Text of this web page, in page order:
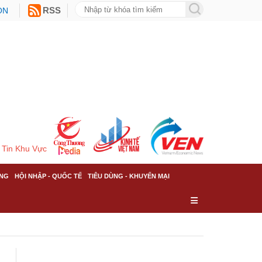
RSS
Tin Khu Vực
HỘI NHẬP - QUỐC TẾ TIÊU DÙNG - KHUYẾN MẠI